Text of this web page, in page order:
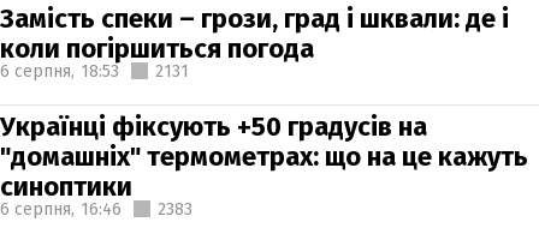
Замість спеки – грози, град і шквали: де і
коли погіршиться погода
6 серпня, 18:53 2131
Українці фіксують +50 градусів на
"домашніх" термометрах: що на це кажуть
синоптики
6 серпня, 16:46 2383